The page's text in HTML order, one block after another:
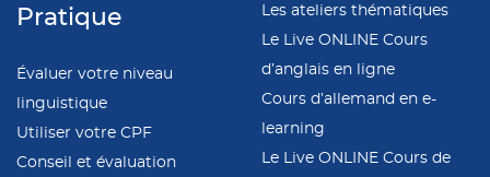
Pratique
Évaluer votre niveau
linguistique
Utiliser votre CPF
Conseil et évaluation
Les ateliers thématiques
Le Live ONLINE Cours
d’anglais en ligne
Cours d’allemand en e-
learning
Le Live ONLINE Cours de